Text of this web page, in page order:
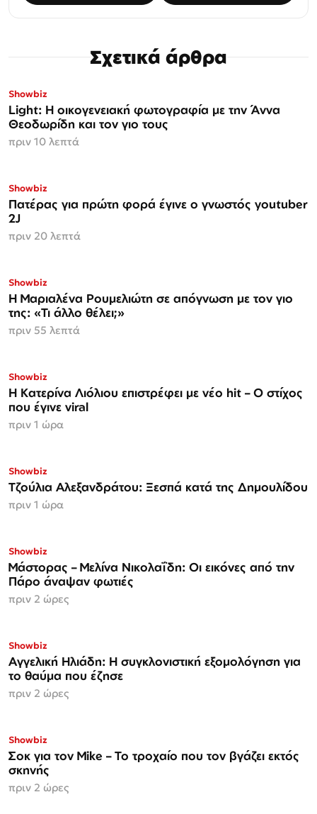
Σχετικά άρθρα
Showbiz
Light: Η οικογενειακή φωτογραφία με την Άννα
Θεοδωρίδη και τον γιο τους
πριν 10 λεπτά
Showbiz
Πατέρας για πρώτη φορά έγινε ο γνωστός youtuber
2J
πριν 20 λεπτά
Showbiz
H Μαριαλένα Ρουμελιώτη σε απόγνωση με τον γιο
της: «Τι άλλο θέλει;»
πριν 55 λεπτά
Showbiz
Η Κατερίνα Λιόλιου επιστρέφει με νέο hit – Ο στίχος
που έγινε viral
πριν 1 ώρα
Showbiz
Τζούλια Αλεξανδράτου: Ξεσπά κατά της Δημουλίδου
πριν 1 ώρα
Showbiz
Μάστορας – Μελίνα Νικολαΐδη: Οι εικόνες από την
Πάρο άναψαν φωτιές
πριν 2 ώρες
Showbiz
Αγγελική Ηλιάδη: Η συγκλονιστική εξομολόγηση για
το θαύμα που έζησε
πριν 2 ώρες
Showbiz
Σοκ για τον Mike – Το τροχαίο που τον βγάζει εκτός
σκηνής
πριν 2 ώρες